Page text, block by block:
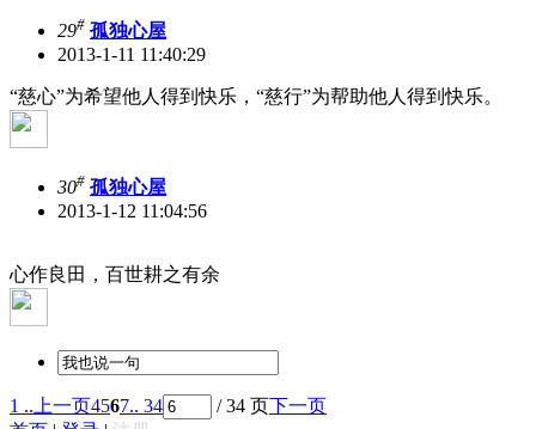
29# 孤独心屋
2013-1-11 11:40:29
“慈心”为希望他人得到快乐，“慈行”为帮助他人得到快乐。
30# 孤独心屋
2013-1-12 11:04:56
心作良田，百世耕之有余
1 ..上一页4567.. 34 / 34 页
下一页